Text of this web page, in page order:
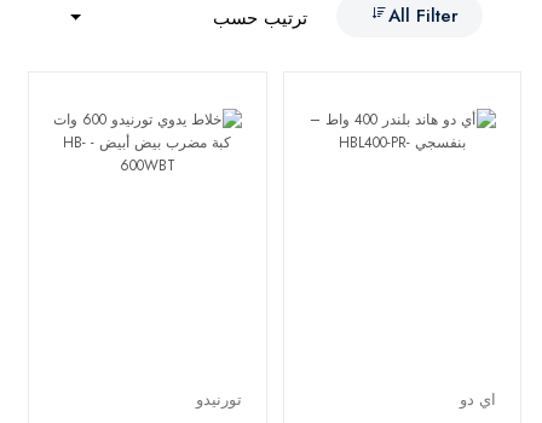
All Filter
ترتيب حسب
اي دو تورنيدو